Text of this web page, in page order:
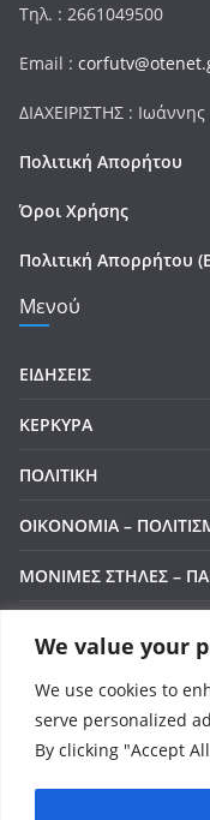
We value your
We use cookies to
serve personalized
By clicking "Accept
Τηλ. : 2661049500
Email :
ΔΙΑΧΕΙΡΙΣΤΗΣ :
Πολιτική Απορήτου
Όροι Χρήσης
Πολιτική Απορρήτου
Μενού
ΕΙΔΗΣΕΙΣ
ΚΕΡΚΥΡΑ
ΠΟΛΙΤΙΚΗ
ΟΙΚΟΝΟΜΙΑ –
ΜΟΝΙΜΕΣ ΣΤΗΛΕΣ –
LIVE